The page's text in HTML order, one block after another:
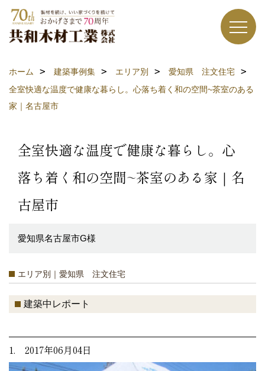
ホーム 建築事例集 エリア別
愛知県 注文住宅
全室快適な温度で健康な暮らし。心落ち着く和の空間~茶室のある
家｜名古屋市
全室快適な温度で健康な暮らし。心
落ち着く和の空間~茶室のある家｜名
古屋市
愛知県名古屋市G様
エリア別｜愛知県 注文住宅
建築中レポート
1. 2017年06月04日